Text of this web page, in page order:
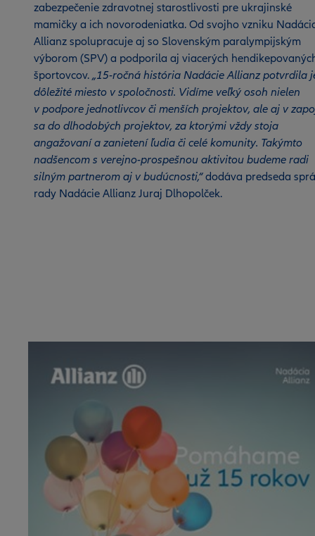
zabezpečenie zdravotnej starostlivosti pre ukrajinské
mamičky a ich novorodeniatka. Od svojho vzniku
Allianz spolupracuje aj so Slovenským paralympijským
výborom (SPV) a podporila aj viacerých
športovcov. „15-ročná história Nadácie Allianz potvrdila
dôležité miesto v spoločnosti. Vidíme veľký osoh nielen
v podpore jednotlivcov či menších projektov, ale aj v
sa do dlhodobých projektov, za ktorými vždy stoja
angažovaní a zanietení ľudia či celé komunity. Takýmto
nadšencom s verejno-prospešnou aktivitou budeme radi
silným partnerom aj v budúcnosti,“dodáva predseda
rady Nadácie Allianz Juraj Dlhopolček.